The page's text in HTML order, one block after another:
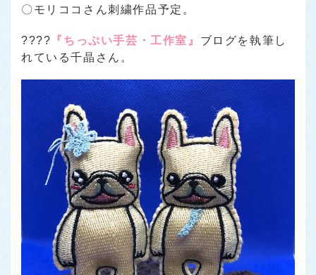
〇モリココさん刺繍作品予定。
???? 『ちっぷい手芸・工作室』 ブログを執筆し
れている千晶さん。